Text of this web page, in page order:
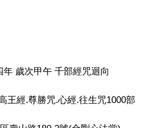
歲次甲午 千部經咒迴向
.尊勝咒.心經.往生咒1000部